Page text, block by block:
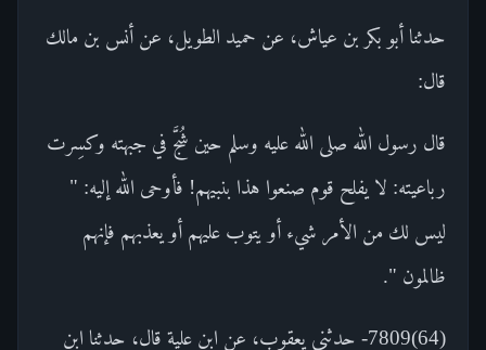
حدثنا أبو بكر بن عياش، عن حميد الطويل، عن أنس بن مالك
قال:
قال رسول الله صلى الله عليه وسلم حين شُجَّ في جبهته وكسِرت
رباعيته: لا يفلح قوم صنعوا هذا بنبيهم! فأوحى الله إليه: "
ليس لك من الأمر شيء أو يتوب عليهم أو يعذبهم فإنهم
ظالمون ".
(64)7809- حدثني يعقوب، عن ابن علية قال، حدثنا ابن